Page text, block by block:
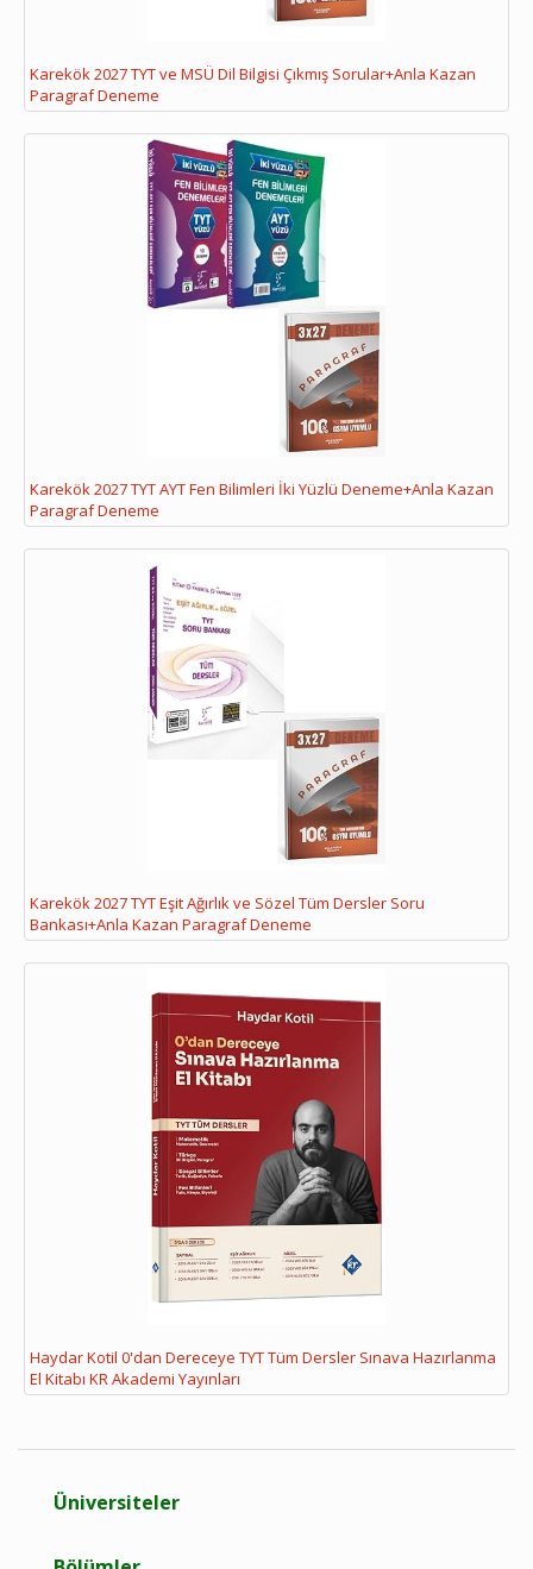
Karekök 2027 TYT ve MSÜ Dil Bilgisi Çıkmış Sorular+Anla Kazan
Paragraf Deneme
Karekök 2027 TYT AYT Fen Bilimleri İki Yüzlü Deneme+Anla Kazan
Paragraf Deneme
Karekök 2027 TYT Eşit Ağırlık ve Sözel Tüm Dersler Soru
Bankası+Anla Kazan Paragraf Deneme
Haydar Kotil 0'dan Dereceye TYT Tüm Dersler Sınava Hazırlanma
El Kitabı KR Akademi Yayınları
Üniversiteler